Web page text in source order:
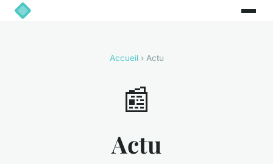
Accueil› Actu
📰
Actu